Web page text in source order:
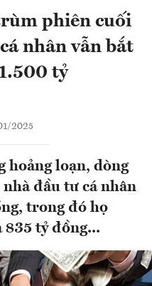
phiên cuối
nhân vẫn bắt
tỷ
2025
hoảng loạn, dòng
đầu tư cá nhân
trong đó họ
tỷ đồng...